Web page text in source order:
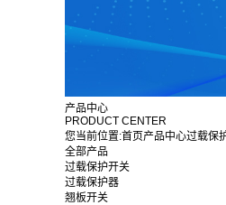
产品中心
PRODUCT CENTER
您当前位置:首页产品中心过载保
全部产品
过载保护开关
过载保护器
翘板开关